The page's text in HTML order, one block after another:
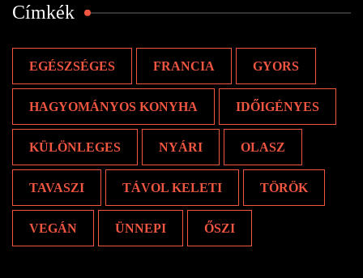
Címkék
EGÉSZSÉGES FRANCIA GYORS
HAGYOMÁNYOS KONYHA IDŐIGÉNYES
KÜLÖNLEGES NYÁRI OLASZ
TAVASZI TÁVOL KELETI TÖRÖK
VEGÁN ÜNNEPI ŐSZI